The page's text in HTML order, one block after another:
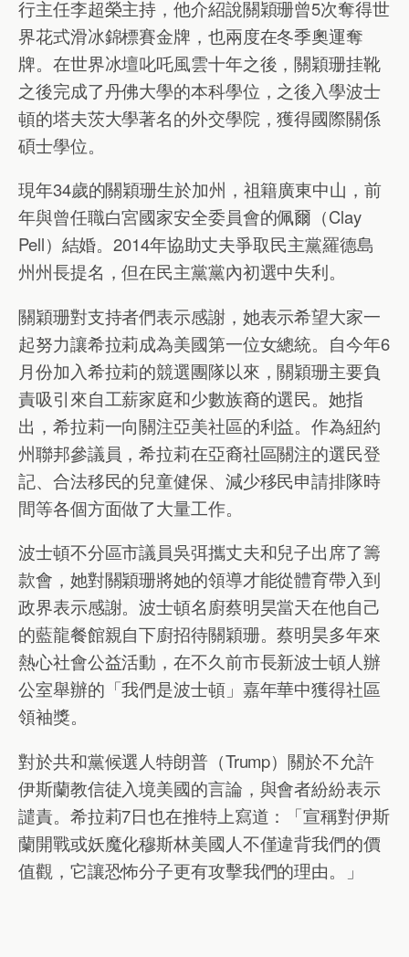
行主任李超榮主持，他介紹說關穎珊曾5次奪得世
界花式滑冰錦標賽金牌，也兩度在冬季奧運奪
牌。在世界冰壇叱吒風雲十年之後，關穎珊挂靴
之後完成了丹佛大學的本科學位，之後入學波士
頓的塔夫茨大學著名的外交學院，獲得國際關係
碩士學位。
現年34歲的關穎珊生於加州，祖籍廣東中山，前
年與曾任職白宮國家安全委員會的佩爾（Clay
Pell）結婚。2014年協助丈夫爭取民主黨羅德島
州州長提名，但在民主黨黨內初選中失利。
關穎珊對支持者們表示感謝，她表示希望大家一
起努力讓希拉莉成為美國第一位女總統。自今年6
月份加入希拉莉的競選團隊以來，關穎珊主要負
責吸引來自工薪家庭和少數族裔的選民。她指
出，希拉莉一向關注亞美社區的利益。作為紐約
州聯邦參議員，希拉莉在亞裔社區關注的選民登
記、合法移民的兒童健保、減少移民申請排隊時
間等各個方面做了大量工作。
波士頓不分區市議員吳弭攜丈夫和兒子出席了籌
款會，她對關穎珊將她的領導才能從體育帶入到
政界表示感謝。波士頓名廚蔡明昊當天在他自己
的藍龍餐館親自下廚招待關穎珊。蔡明昊多年來
熱心社會公益活動，在不久前市長新波士頓人辦
公室舉辦的「我們是波士頓」嘉年華中獲得社區
領袖獎。
對於共和黨候選人特朗普（Trump）關於不允許
伊斯蘭教信徒入境美國的言論，與會者紛紛表示
譴責。希拉莉7日也在推特上寫道：「宣稱對伊斯
蘭開戰或妖魔化穆斯林美國人不僅違背我們的價
值觀，它讓恐怖分子更有攻擊我們的理由。」